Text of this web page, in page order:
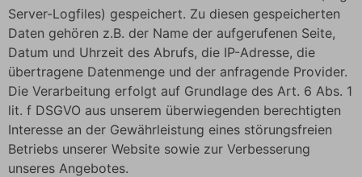
Server-Logfiles) gespeichert. Zu diesen gespeicherten
Daten gehören z.B. der Name der aufgerufenen Seite,
Datum und Uhrzeit des Abrufs, die IP-Adresse, die
übertragene Datenmenge und der anfragende Provider.
Die Verarbeitung erfolgt auf Grundlage des Art. 6 Abs. 1
lit. f DSGVO aus unserem überwiegenden berechtigten
Interesse an der Gewährleistung eines störungsfreien
Betriebs unserer Website sowie zur Verbesserung
unseres Angebotes.